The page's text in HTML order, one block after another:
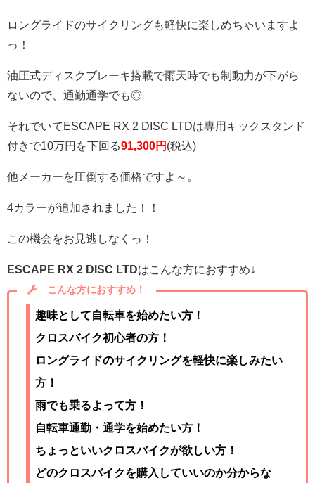
ロングライドのサイクリングも軽快に楽しめちゃいますよ
っ！
油圧式ディスクブレーキ搭載で雨天時でも制動力が下がら
ないので、通勤通学でも◎
それでいてESCAPE RX 2 DISC LTDは専用キックスタンド
付きで10万円を下回る91,300円 (税込)
他メーカーを圧倒する価格ですよ～。
4カラーが追加されました！！
この機会をお見逃しなくっ！
ESCAPE RX 2 DISC LTDはこんな方におすすめ↓
こんな方におすすめ！
趣味として自転車を始めたい方！
クロスバイク初心者の方！
ロングライドのサイクリングを軽快に楽しみたい
方！
雨でも乗るよって方！
自転車通勤・通学を始めたい方！
ちょっといいクロスバイクが欲しい方！
どのクロスバイクを購入していいのか分からな